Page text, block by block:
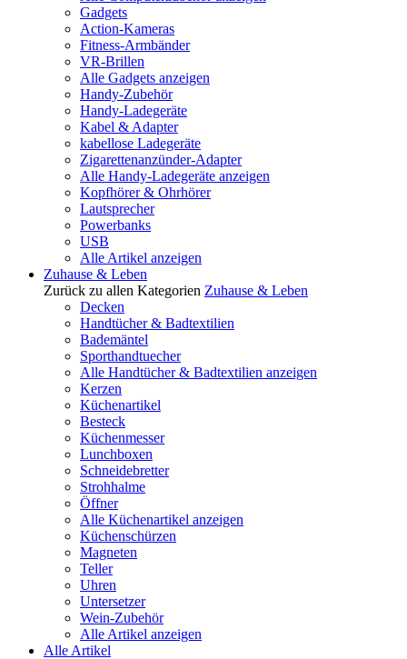
Gadgets
Action-Kameras
Fitness-Armbänder
VR-Brillen
Alle Gadgets anzeigen
Handy-Zubehör
Handy-Ladegeräte
Kabel & Adapter
kabellose Ladegeräte
Zigarettenanzünder-Adapter
Alle Handy-Ladegeräte anzeigen
Kopfhörer & Ohrhörer
Lautsprecher
Powerbanks
USB
Alle Artikel anzeigen
Zuhause & Leben
Zurück zu allen Kategorien Zuhause & Leben
Decken
Handtücher & Badtextilien
Bademäntel
Sporthandtuecher
Alle Handtücher & Badtextilien anzeigen
Kerzen
Küchenartikel
Besteck
Küchenmesser
Lunchboxen
Schneidebretter
Strohhalme
Öffner
Alle Küchenartikel anzeigen
Küchenschürzen
Magneten
Teller
Uhren
Untersetzer
Wein-Zubehör
Alle Artikel anzeigen
Alle Artikel